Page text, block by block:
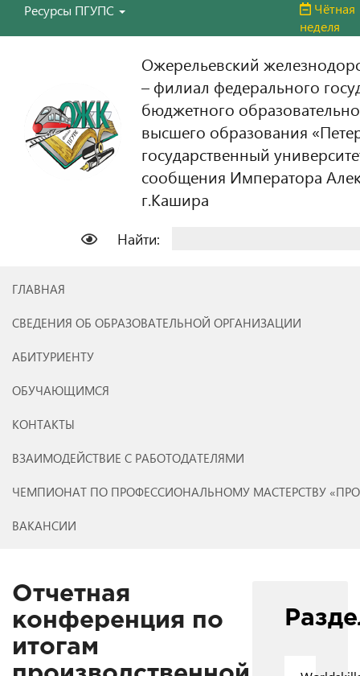
Ресурсы ПГУПС
Чётная
неделя
Ожерельевский
– филиал федерального
бюджетного
высшего образования
государственный
сообщения Императора
г.Кашира
Найти:
ГЛАВНАЯ
СВЕДЕНИЯ ОБ ОБРАЗОВАТЕЛЬНОЙ ОРГАНИЗАЦИИ
АБИТУРИЕНТУ
ОБУЧАЮЩИМСЯ
КОНТАКТЫ
ВЗАИМОДЕЙСТВИЕ С РАБОТОДАТЕЛЯМИ
ЧЕМПИОНАТ ПО ПРОФЕССИОНАЛЬНОМУ МАСТЕРСТВУ
ВАКАНСИИ
Отчетная
конференция по
итогам